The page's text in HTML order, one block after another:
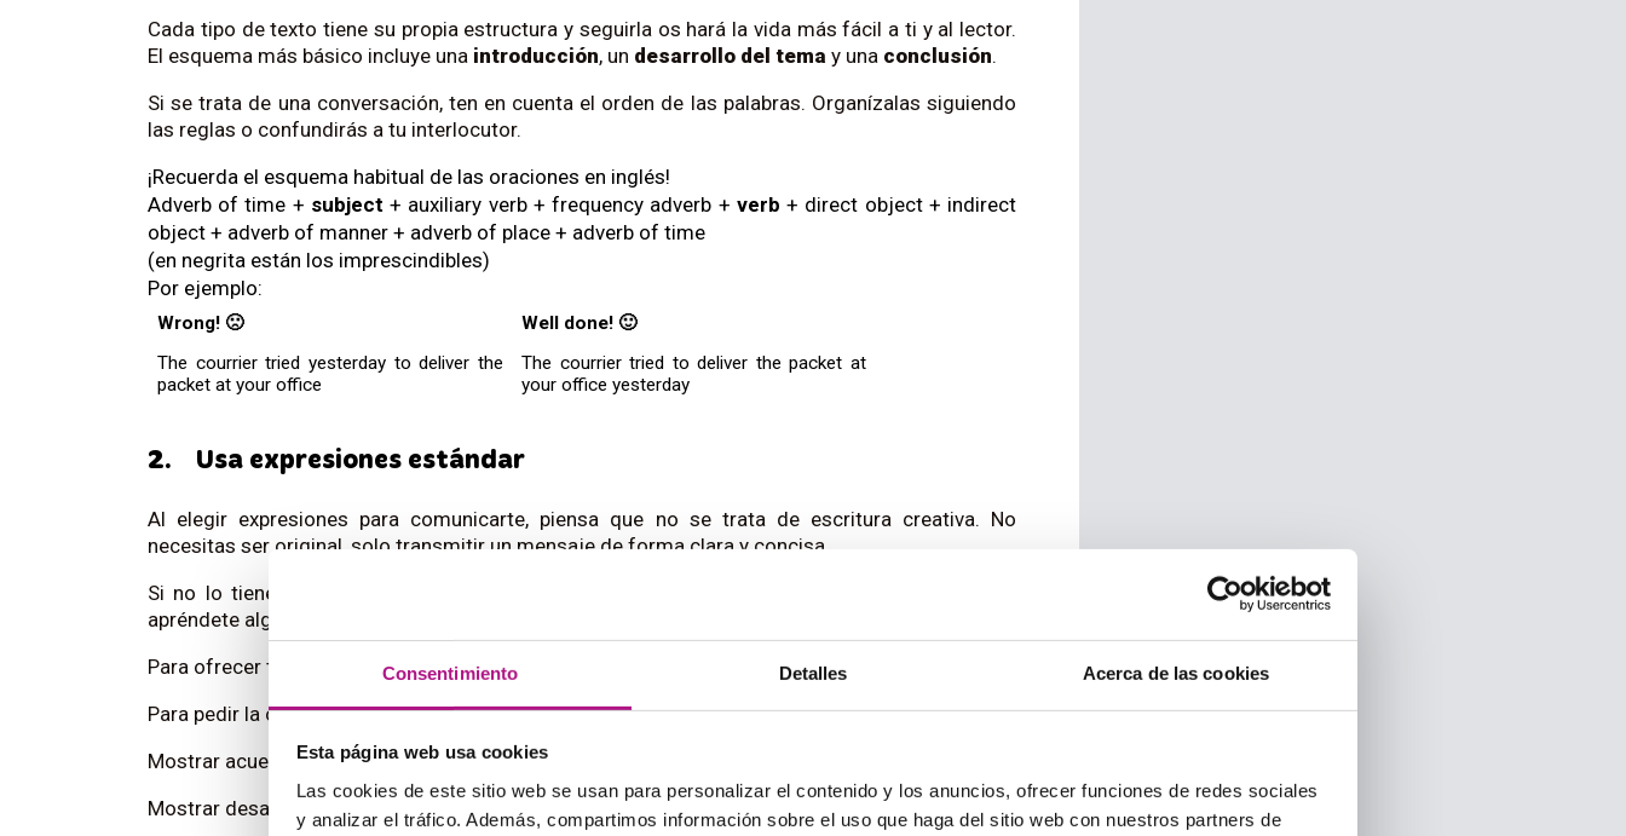
Consentimiento Detalles Acerca de las cookies
Esta página web usa cookies
Las cookies de este sitio web se usan para personalizar el contenido y los anuncios, ofrecer funciones de redes sociales
y analizar el tráfico. Además, compartimos información sobre el uso que haga del sitio web con nuestros partners de
Cada tipo de texto tiene su propia estructura y seguirla os hará la vida más fácil a ti y al lector.
El esquema más básico incluye una introducción, un desarrollo del tema y una conclusión.
Si se trata de una conversación, ten en cuenta el orden de las palabras. Organízalas siguiendo
las reglas o confundirás a tu interlocutor.
¡Recuerda el esquema habitual de las oraciones en inglés!
Adverb of time + subject + auxiliary verb + frequency adverb + verb + direct object + indirect
object + adverb of manner + adverb of place + adverb of time
(en negrita están los imprescindibles)
Por ejemplo:
Wrong! 🙁
Well done! 🙂
The courrier tried yesterday to deliver the
packet at your office
The courrier tried to deliver the packet at
your office yesterday
2. Usa expresiones estándar
Al elegir expresiones para comunicarte, piensa que no se trata de escritura creativa. No
necesitas ser original, solo transmitir un mensaje de forma clara y concisa.
Si no lo tienes muy claro o aún no tienes el nivel suficiente, no hace falta que improvises:
apréndete algunas de estas
Para ofrecer tu opinión –
In my opinion…
Para pedir la opinión de alguien –How do you feel about..?
Mostrar acuerdo –I have to agree with you
Mostrar desacuerdo –
I’ve got another point of view